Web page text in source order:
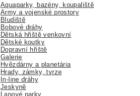
Aquaparky, bazény, koupaliště
Army a vojenské prostory
Bludiště
Bobové dráhy
Dětská hřiště venkovní
Dětské koutky
Dopravní hřiště
Galerie
Hvězdárny a planetária
Hrady, zámky, tvrze
In-line dráhy
Jeskyně
Lanové parky